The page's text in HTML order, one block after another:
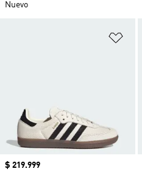
Nuevo
Precio
$ 219.999